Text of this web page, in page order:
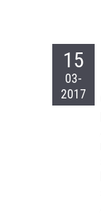
15
03-
2017